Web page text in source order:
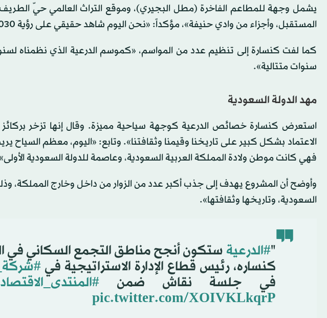
يشمل وجهة للمطاعم الفاخرة (مطل البجيري)، وموقع التراث العالمي حيّ
المستقبل، وأجزاء من وادي حنيفة»، مؤكداً: «نحن اليوم شاهد حقيقي على رؤية 2030».
كما لفت كنسارة إلى تنظيم عدد من المواسم، «كموسم الدرعية الذي نظمناه
سنوات متتالية».
مهد الدولة السعودية
استعرض كنسارة خصائص الدرعية كوجهة سياحية مميزة. وقال إنها تزخر
الاعتماد بشكل كبير على تاريخنا وقيمنا وثقافتنا». وتابع: «اليوم، معظم السياح
فهي كانت موطن ولادة المملكة العربية السعودية، وعاصمة للدولة السعودية
وأوضح أن المشروع يهدف إلى جذب أكبر عدد من الزوار من داخل وخارج المملكة،
السعودية، وتاريخها وثقافتها».
"#الدرعية ستكون أنجح مناطق التجمع السكاني في
كنساره، رئيس قطاع الإدارة الاستراتيجية في
في جلسة نقاش ضمن
pic.twitter.com/XOIVKLkqrP